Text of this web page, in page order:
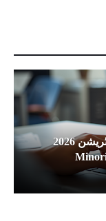
حکومتِ پنجاب اقلیتی کارڈ آن لائن رجسٹریشن 2026